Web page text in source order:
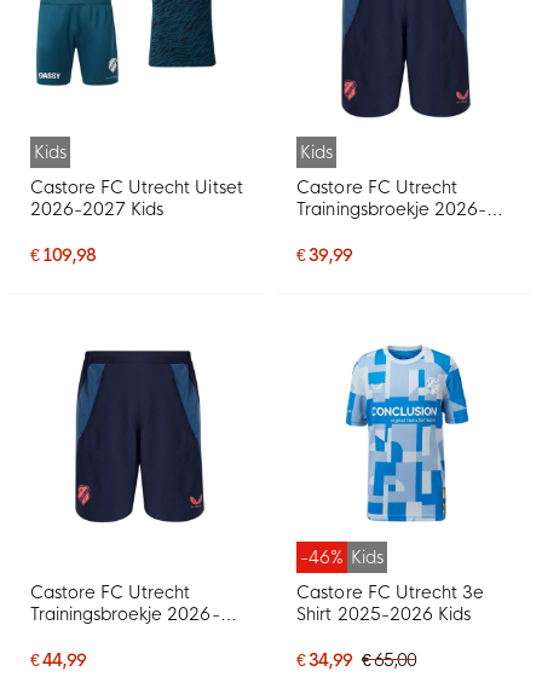
Kids
Castore FC Utrecht Uitset
2026-2027 Kids
€ 109,98
Kids
Castore FC Utrecht
Trainingsbroekje 2026-
Blauw
€ 39,99
Castore FC Utrecht
Trainingsbroekje 2026-
€ 44,99
-46% Kids
Castore FC Utrecht 3e
Shirt 2025-2026 Kids
€ 34,99 € 65,00